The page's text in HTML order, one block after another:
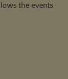
the events